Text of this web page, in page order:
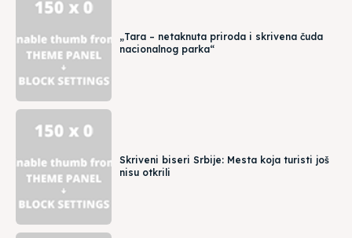
„Tara – netaknuta priroda i skrivena čuda
nacionalnog parka“
Skriveni biseri Srbije: Mesta koja turisti još
nisu otkrili